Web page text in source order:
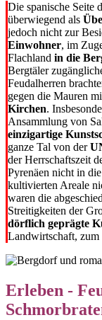
Die spanische Seite
überwiegend als
jedoch nicht zur
Einwohner, im
Flachland in die
Bergtäler
Feudalherren
gegen die Mauren
Kirchen.
Ansammlung von
einzigartige
ganze Tal von der
der Herrschaftszeit
Pyrenäen nicht in
kultivierten Areale
waren die
Streitigkeiten der
dörflich geprägte
Landwirtschaft, zum
Erleben -